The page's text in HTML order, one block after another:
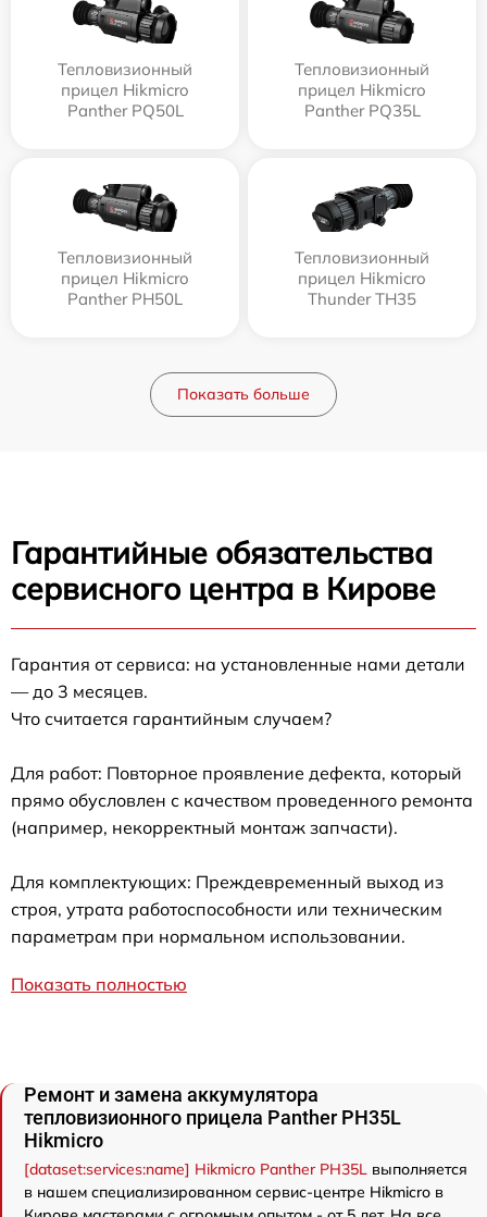
Тепловизионный
прицел Hikmicro
Panther PQ50L
Тепловизионный
прицел Hikmicro
Panther PQ35L
Тепловизионный
прицел Hikmicro
Panther PH50L
Тепловизионный
прицел Hikmicro
Thunder TH35
Показать больше
Гарантийные обязательства
сервисного центра в Кирове
Гарантия от сервиса: на установленные нами детали
— до 3 месяцев.
Что считается гарантийным случаем?
Для работ: Повторное проявление дефекта, который
прямо обусловлен с качеством проведенного ремонта
(например, некорректный монтаж запчасти).
Для комплектующих: Преждевременный выход из
строя, утрата работоспособности или техническим
параметрам при нормальном использовании.
Показать полностью
Ремонт и замена аккумулятора
тепловизионного прицела Panther PH35L
Hikmicro
[dataset:services:name] Hikmicro Panther PH35L выполняется
в нашем специализированном сервис-центре Hikmicro в